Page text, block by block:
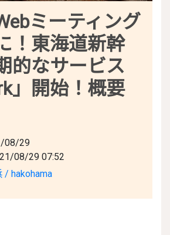
ミーティング
！東海道新幹
的なサービス
」開始！概要
08/29
08/29 07:52
/ hakohama